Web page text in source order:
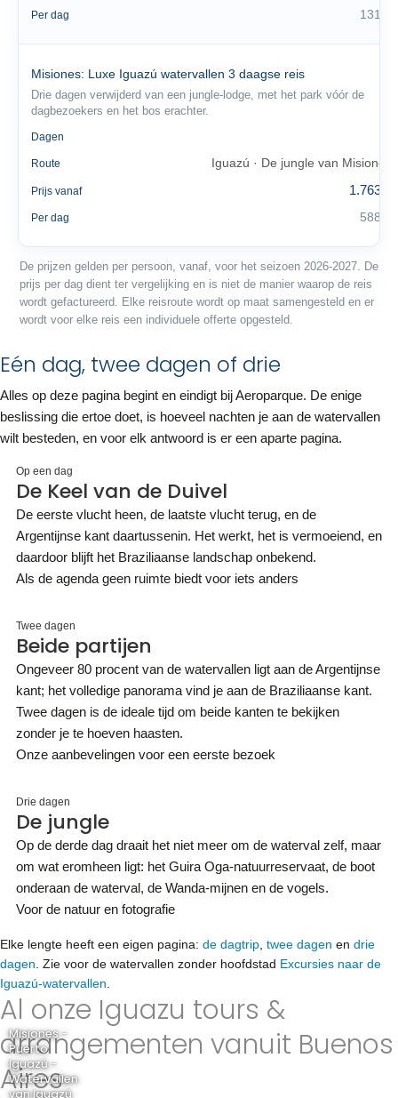
Per dag 131 €
Misiones: Luxe Iguazú watervallen 3 daagse reis
Drie dagen verwijderd van een jungle-lodge, met het park vóór de
dagbezoekers en het bos erachter.
Dagen
Route Iguazú · De jungle van Misiones
Prijs vanaf 1.763 €
Per dag 588 €
De prijzen gelden per persoon, vanaf, voor het seizoen 2026-2027. De
prijs per dag dient ter vergelijking en is niet de manier waarop de reis
wordt gefactureerd. Elke reisroute wordt op maat samengesteld en er
wordt voor elke reis een individuele offerte opgesteld.
Eén dag, twee dagen of drie
Alles op deze pagina begint en eindigt bij Aeroparque. De enige
beslissing die ertoe doet, is hoeveel nachten je aan de watervallen
wilt besteden, en voor elk antwoord is er een aparte pagina.
Op een dag
De Keel van de Duivel
De eerste vlucht heen, de laatste vlucht terug, en de
Argentijnse kant daartussenin. Het werkt, het is vermoeiend, en
daardoor blijft het Braziliaanse landschap onbekend.
Als de agenda geen ruimte biedt voor iets anders
Twee dagen
Beide partijen
Ongeveer 80 procent van de watervallen ligt aan de Argentijnse
kant; het volledige panorama vind je aan de Braziliaanse kant.
Twee dagen is de ideale tijd om beide kanten te bekijken
zonder je te hoeven haasten.
Onze aanbevelingen voor een eerste bezoek
Drie dagen
De jungle
Op de derde dag draait het niet meer om de waterval zelf, maar
om wat eromheen ligt: het Guira Oga-natuurreservaat, de boot
onderaan de waterval, de Wanda-mijnen en de vogels.
Voor de natuur en fotografie
Elke lengte heeft een eigen pagina: de dagtrip twee dagen en drie
dagen . Zie voor de watervallen zonder hoofdstad Excursies naar de
Iguazú-watervallen
Al onze Iguazu tours &
arrangementen vanuit Buenos
Aires
Misiones -
Puerto
Iguazú -
Watervallen
van Iguazú